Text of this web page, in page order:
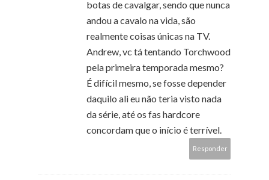
botas de cavalgar, sendo que nunca
andou a cavalo na vida, são
realmente coisas únicas na TV.
Andrew, vc tá tentando Torchwood
pela primeira temporada mesmo?
É difícil mesmo, se fosse depender
daquilo ali eu não teria visto nada
da série, até os fas hardcore
concordam que o início é terrível.
Responder